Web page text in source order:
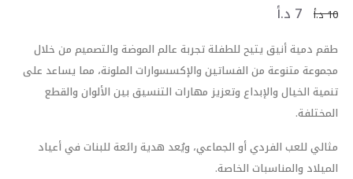
10د.أ 7 د.أ
طقم دمية أنيق يتيح للطفلة تجربة عالم الموضة والتصميم من خلال
مجموعة متنوعة من الفساتين والإكسسوارات الملونة، مما يساعد على
تنمية الخيال والإبداع وتعزيز مهارات التنسيق بين الألوان والقطع
المختلفة.
مثالي للعب الفردي أو الجماعي، ويُعد هدية رائعة للبنات في أعياد
الميلاد والمناسبات الخاصة.